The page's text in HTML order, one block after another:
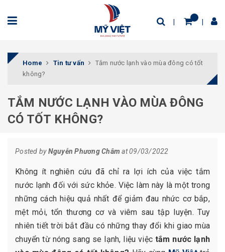
Home Tin tư vấn
Tắm nước lạnh vào mùa đông có tốt
không?
TẮM NƯỚC LẠNH VÀO MÙA ĐÔNG
CÓ TỐT KHÔNG?
Posted byNguyễn Phương Châm at 09/03/2022
Không ít nghiên cứu đã chỉ ra lợi ích của việc tắm
nước lạnh đối với sức khỏe. Việc làm này là một trong
những cách hiệu quả nhất để giảm đau nhức cơ bắp,
mệt mỏi, tổn thương cơ và viêm sau tập luyện. Tuy
nhiên tiết trời bắt đầu có những thay đổi khi giao mùa
chuyển từ nóng sang se lạnh, liệu việc tắm nước lạnh